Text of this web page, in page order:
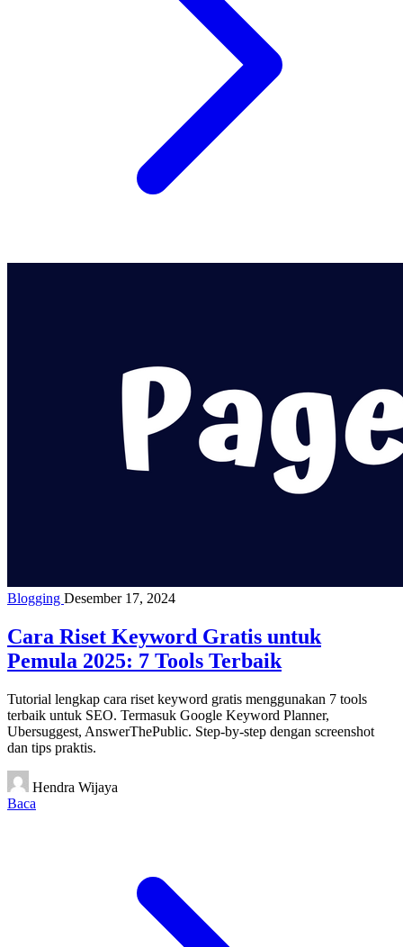
Blogging Desember 17, 2024
Cara Riset Keyword Gratis untuk
Pemula 2025: 7 Tools Terbaik
Tutorial lengkap cara riset keyword gratis menggunakan 7 tools
terbaik untuk SEO. Termasuk Google Keyword Planner,
Ubersuggest, AnswerThePublic. Step-by-step dengan screenshot
dan tips praktis.
Hendra Wijaya
Baca